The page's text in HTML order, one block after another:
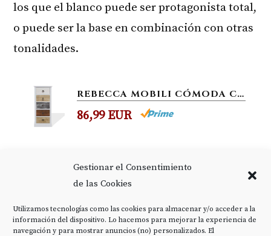
Gestionar el Consentimiento
de las Cookies
Utilizamos tecnologías como las cookies para almacenar y/o acceder a la
información del dispositivo. Lo hacemos para mejorar la experiencia de
navegación y para mostrar anuncios (no) personalizados. El
los que el blanco puede ser protagonista total,
o puede ser la base en combinación con otras
tonalidades.
REBECCA MOBILI CÓMODA COLOR BLANCO MARRÓN GRIS, CAJONERA PEQUEÑA, CON 5 CAJONES, MADERA DE PAULOWNIA, ESTILO RETRO,...
86,99 EUR
LISTO PARA USAR: El aparador se envía
usado.
103,99 EUR